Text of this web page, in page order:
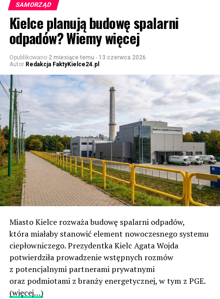
SAMORZĄD
Kielce planują budowę spalarni
odpadów? Wiemy więcej
Opublikowano 2 miesiące temu - 13 czerwca 2026
Autor Redakcja FaktyKielce24.pl
Miasto Kielce rozważa budowę spalarni odpadów,
która miałaby stanowić element nowoczesnego systemu
ciepłowniczego. Prezydentka Kielc Agata Wojda
potwierdziła prowadzenie wstępnych rozmów
z potencjalnymi partnerami prywatnymi
oraz podmiotami z branży energetycznej, w tym z PGE.
(więcej…)